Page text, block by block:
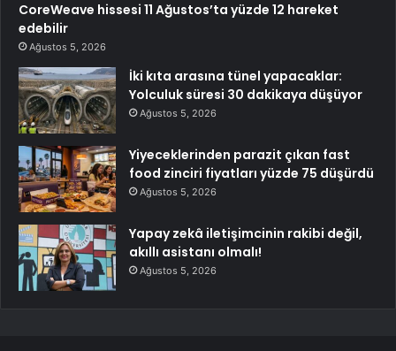
CoreWeave hissesi 11 Ağustos’ta yüzde 12 hareket
edebilir
Ağustos 5, 2026
İki kıta arasına tünel yapacaklar:
Yolculuk süresi 30 dakikaya düşüyor
Ağustos 5, 2026
Yiyeceklerinden parazit çıkan fast
food zinciri fiyatları yüzde 75 düşürdü
Ağustos 5, 2026
Yapay zekâ iletişimcinin rakibi değil,
akıllı asistanı olmalı!
Ağustos 5, 2026